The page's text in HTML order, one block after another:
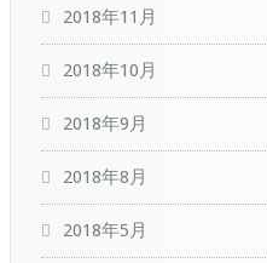
2018年11月
2018年10月
2018年9月
2018年8月
2018年5月